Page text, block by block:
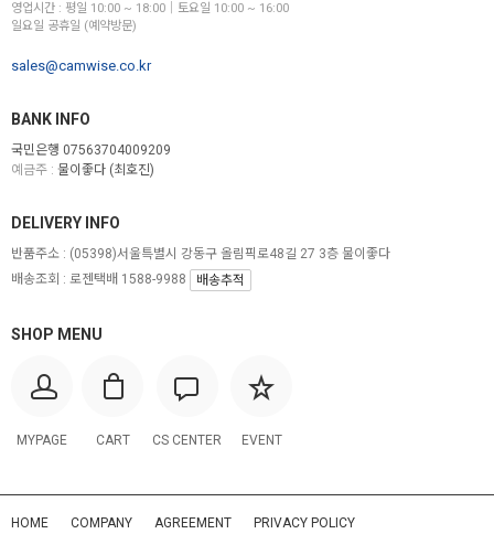
영업시간 : 평일 10:00 ~ 18:00│토요일 10:00 ~ 16:00
일요일 공휴일 (예약방문)
sales@camwise.co.kr
BANK INFO
국민은행 07563704009209
예금주 : 물이좋다 (최호진)
SHOP MENU
MYPAGE CART CS CENTER EVENT
DELIVERY INFO
반품주소 : (05398)서울특별시 강동구 올림픽로48길 27 3층 물이좋다
배송조회 : 로젠택배 1588-9988
배송추적
HOME COMPANY AGREEMENT PRIVACY POLICY